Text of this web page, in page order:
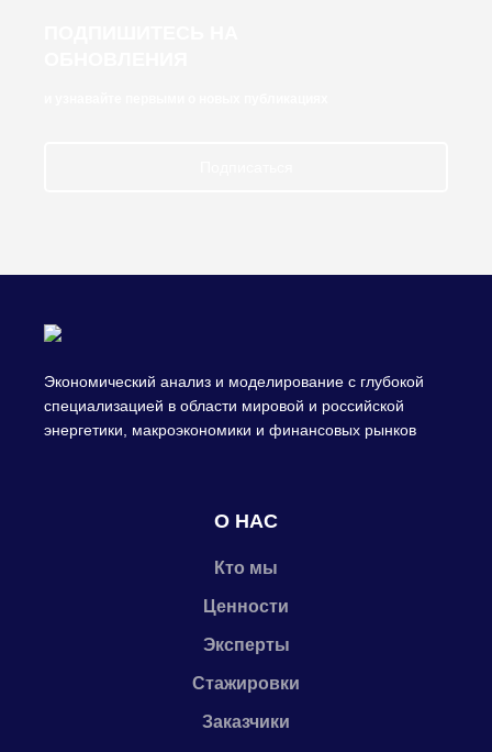
Экономический анализ и моделирование с глубокой
специализацией в области мировой и российской
энергетики, макроэкономики и финансовых рынков
О НАС
Кто мы
Ценности
Эксперты
Стажировки
Заказчики